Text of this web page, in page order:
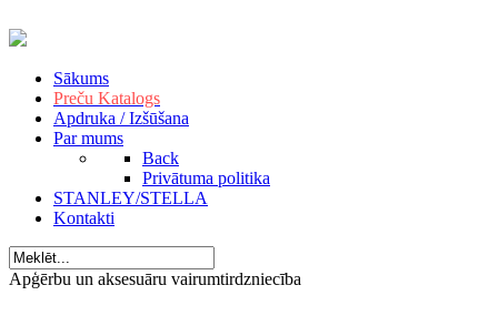
Sākums
Preču Katalogs
Apdruka / Izšūšana
Par mums
Back
Privātuma politika
STANLEY/STELLA
Kontakti
Apģērbu un aksesuāru vairumtirdzniecība